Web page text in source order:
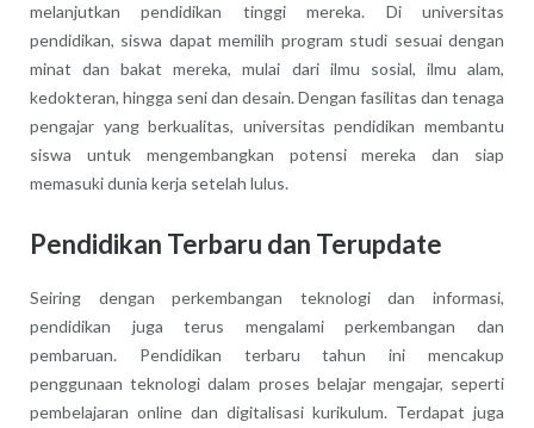
melanjutkan pendidikan tinggi mereka. Di universitas
pendidikan, siswa dapat memilih program studi sesuai dengan
minat dan bakat mereka, mulai dari ilmu sosial, ilmu alam,
kedokteran, hingga seni dan desain. Dengan fasilitas dan tenaga
pengajar yang berkualitas, universitas pendidikan membantu
siswa untuk mengembangkan potensi mereka dan siap
memasuki dunia kerja setelah lulus.
Pendidikan Terbaru dan Terupdate
Seiring dengan perkembangan teknologi dan informasi,
pendidikan juga terus mengalami perkembangan dan
pembaruan. Pendidikan terbaru tahun ini mencakup
penggunaan teknologi dalam proses belajar mengajar, seperti
pembelajaran online dan digitalisasi kurikulum. Terdapat juga